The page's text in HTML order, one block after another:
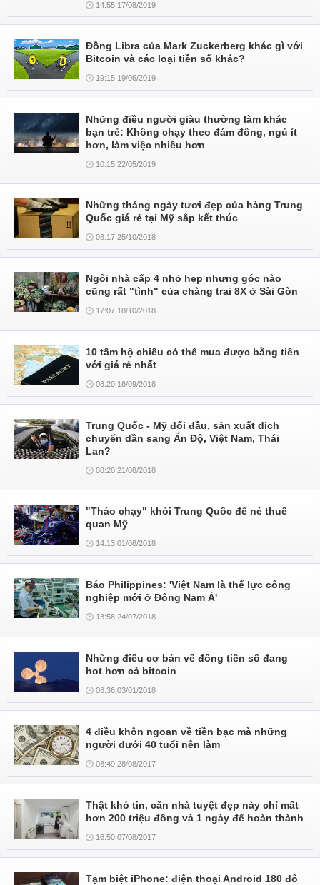
14:55 17/08/2019
Đồng Libra của Mark Zuckerberg khác gì với
Bitcoin và các loại tiền số khác?
19:15 19/06/2019
Những điều người giàu thường làm khác
bạn trẻ: Không chạy theo đám đông, ngủ ít
hơn, làm việc nhiều hơn
10:15 22/05/2019
Những tháng ngày tươi đẹp của hàng Trung
Quốc giá rẻ tại Mỹ sắp kết thúc
08:17 25/10/2018
Ngôi nhà cấp 4 nhỏ hẹp nhưng góc nào
cũng rất "tình" của chàng trai 8X ở Sài Gòn
17:07 18/10/2018
10 tấm hộ chiếu có thể mua được bằng tiền
với giá rẻ nhất
08:20 18/09/2018
Trung Quốc - Mỹ đối đầu, sản xuất dịch
chuyển dần sang Ấn Độ, Việt Nam, Thái
Lan?
08:20 21/08/2018
"Tháo chạy" khỏi Trung Quốc để né thuế
quan Mỹ
14:13 01/08/2018
Báo Philippines: 'Việt Nam là thế lực công
nghiệp mới ở Đông Nam Á'
13:58 24/07/2018
Những điều cơ bản về đồng tiền số đang
hot hơn cả bitcoin
08:36 03/01/2018
4 điều khôn ngoan về tiền bạc mà những
người dưới 40 tuổi nên làm
08:49 28/08/2017
Thật khó tin, căn nhà tuyệt đẹp này chỉ mất
hơn 200 triệu đồng và 1 ngày để hoàn thành
16:50 07/08/2017
Tạm biệt iPhone: điện thoại Android 180 đô